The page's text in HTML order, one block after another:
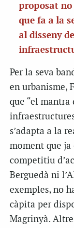
proposat no
que fa a la
al disseny
Per la seva
en urbanisme,
que “el mantra
s’adapta a la
moment que ja
competitiu
Berguedà ni
exemples, no
càpita per
Magrinyà.